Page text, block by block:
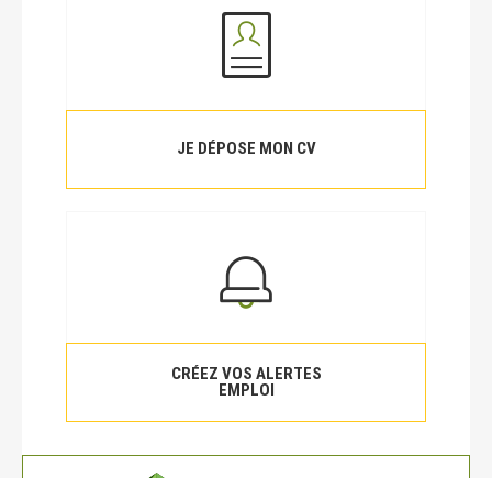
JE DÉPOSE MON CV
CRÉEZ VOS ALERTES
EMPLOI